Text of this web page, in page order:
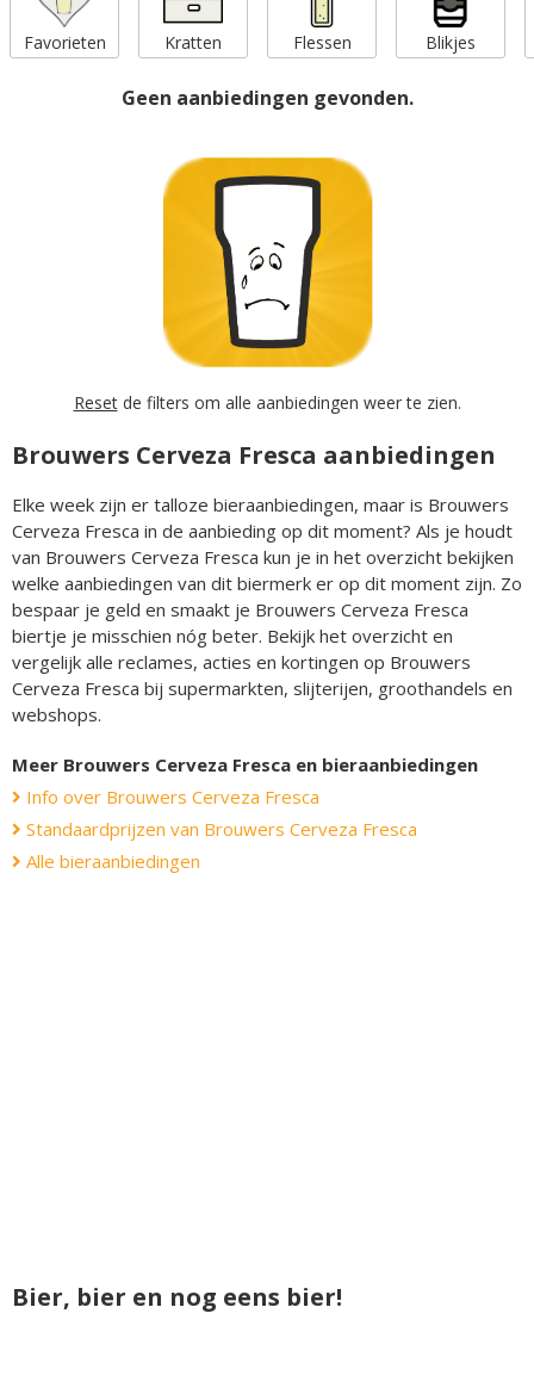
Favorieten Kratten Flessen Blikjes
Geen aanbiedingen gevonden.
Resetde filters om alle aanbiedingen weer te zien.
Brouwers Cerveza Fresca aanbiedingen
Elke week zijn er talloze bieraanbiedingen, maar is Brouwers
Cerveza Fresca in de aanbieding op dit moment? Als je houdt
van Brouwers Cerveza Fresca kun je in het overzicht bekijken
welke aanbiedingen van dit biermerk er op dit moment zijn. Zo
bespaar je geld en smaakt je Brouwers Cerveza Fresca
biertje je misschien nóg beter. Bekijk het overzicht en
vergelijk alle reclames, acties en kortingen op Brouwers
Cerveza Fresca bij supermarkten, slijterijen, groothandels en
webshops.
Meer Brouwers Cerveza Fresca en bieraanbiedingen
Info over Brouwers Cerveza Fresca
Standaardprijzen van Brouwers Cerveza Fresca
Alle bieraanbiedingen
Bier, bier en nog eens bier!